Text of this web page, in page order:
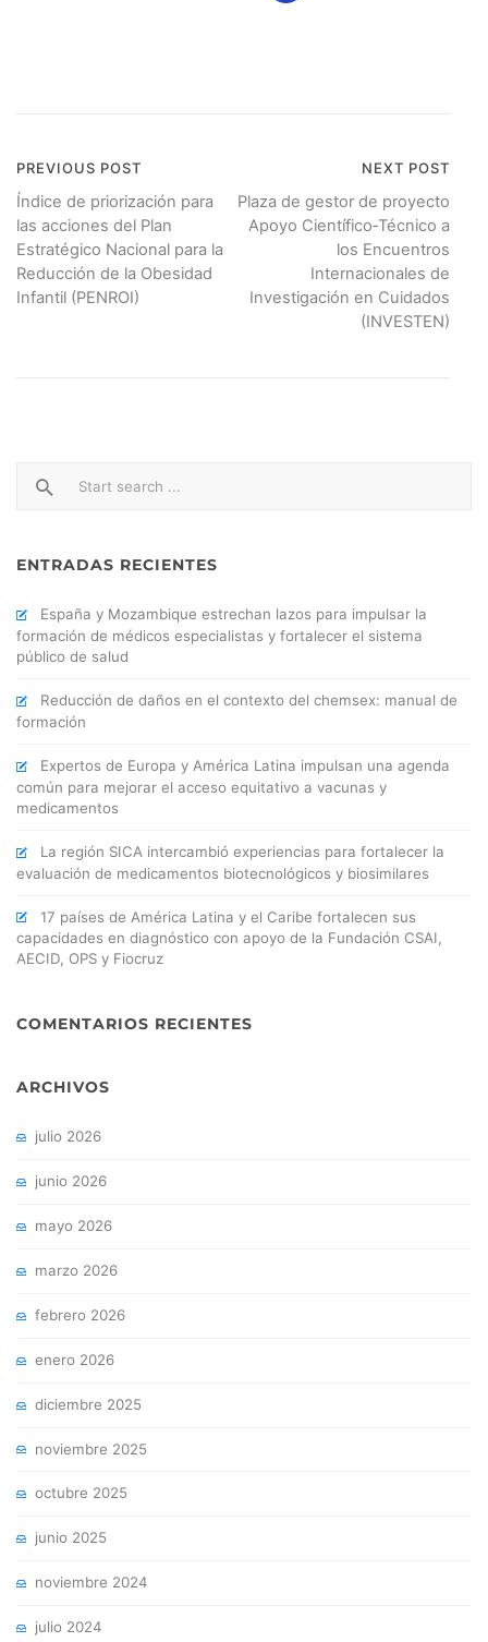
Navegación
de
entradas
PREVIOUS POST
Índice de priorización para
las acciones del Plan
Estratégico Nacional para la
Reducción de la Obesidad
Infantil (PENROI)
NEXT POST
Plaza de gestor de proyecto
Apoyo Científico‐Técnico a
los Encuentros
Internacionales de
Investigación en Cuidados
(INVESTEN)
ENTRADAS RECIENTES
España y Mozambique estrechan lazos para impulsar la
formación de médicos especialistas y fortalecer el sistema
público de salud
Reducción de daños en el contexto del chemsex: manual de
formación
Expertos de Europa y América Latina impulsan una agenda
común para mejorar el acceso equitativo a vacunas y
medicamentos
La región SICA intercambió experiencias para fortalecer la
evaluación de medicamentos biotecnológicos y biosimilares
17 países de América Latina y el Caribe fortalecen sus
capacidades en diagnóstico con apoyo de la Fundación CSAI,
AECID, OPS y Fiocruz
COMENTARIOS RECIENTES
ARCHIVOS
julio 2026
junio 2026
mayo 2026
marzo 2026
febrero 2026
enero 2026
diciembre 2025
noviembre 2025
octubre 2025
junio 2025
noviembre 2024
julio 2024